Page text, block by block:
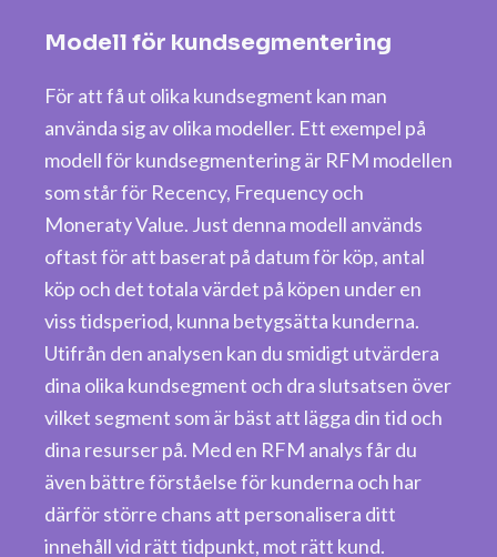
Modell för kundsegmentering
För att få ut olika kundsegment kan man
använda sig av olika modeller. Ett exempel på
modell för kundsegmentering är RFM modellen
som står för Recency, Frequency och
Moneraty Value. Just denna modell används
oftast för att baserat på datum för köp, antal
köp och det totala värdet på köpen under en
viss tidsperiod, kunna betygsätta kunderna.
Utifrån den analysen kan du smidigt utvärdera
dina olika kundsegment och dra slutsatsen över
vilket segment som är bäst att lägga din tid och
dina resurser på. Med en RFM analys får du
även bättre förståelse för kunderna och har
därför större chans att personalisera ditt
innehåll vid rätt tidpunkt, mot rätt kund.